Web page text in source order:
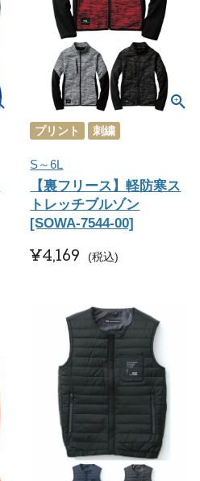
プリント 刺繍
S～6L
【裏フリース】軽防寒ス
トレッチブルゾン
[SOWA-7544-00]
¥4,169 税込